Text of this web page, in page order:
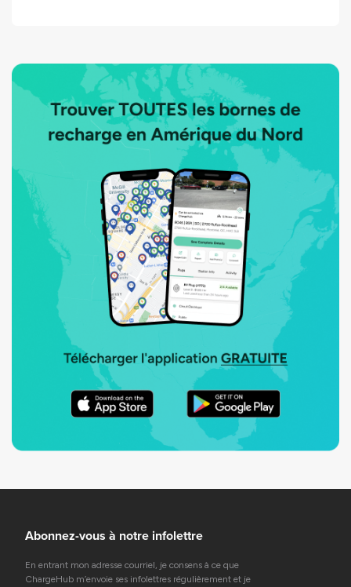
Abonnez-vous à notre infolettre
En entrant mon adresse courriel, je consens à ce que
ChargeHub m’envoie ses infolettres régulièrement et je